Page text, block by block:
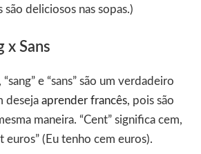
são deliciosos nas sopas.)
x Sans
“sang” e “sans” são um verdadeiro
deseja aprender francês, pois são
maneira. “Cent” significa cem,
euros” (Eu tenho cem euros).